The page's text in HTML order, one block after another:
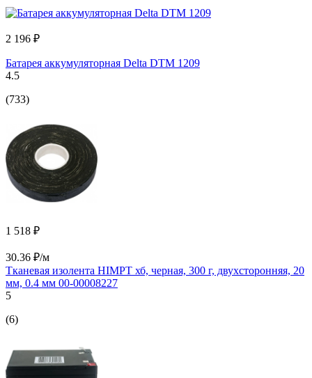
2 196 ₽
Батарея аккумуляторная Delta DTM 1209
4.5
(733)
1 518 ₽
30.36 ₽/м
Тканевая изолента HIMPT хб, черная, 300 г, двухсторонняя, 20
мм, 0.4 мм 00-00008227
5
(6)